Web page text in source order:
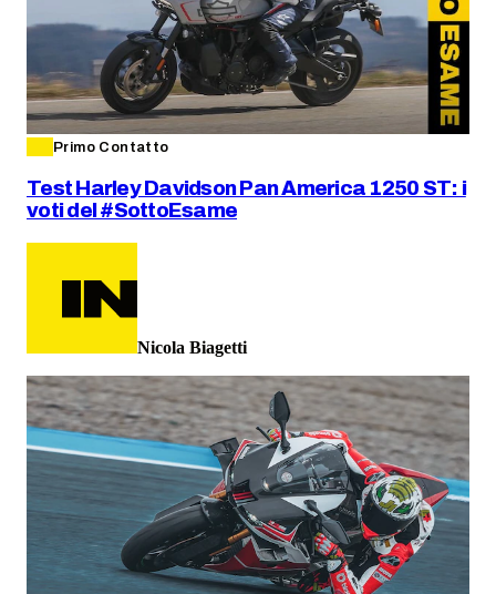
Primo Contatto
Test Harley Davidson Pan America 1250 ST: i
voti del #SottoEsame
Nicola Biagetti